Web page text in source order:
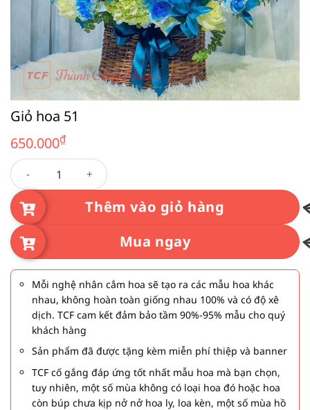
Giỏ hoa 51
650.000₫
Giỏ hoa 51 số lượng
Thêm vào giỏ hàng
Mua ngay
Mỗi nghệ nhân cắm hoa sẽ tạo ra các mẫu hoa khác
nhau, không hoàn toàn giống nhau 100% và có độ xê
dịch. TCF cam kết đảm bảo tầm 90%-95% mẫu cho quý
khách hàng
Sản phẩm đã được tặng kèm miễn phí thiệp và banner
TCF cố gắng đáp ứng tốt nhất mẫu hoa mà bạn chọn,
tuy nhiên, một số mùa không có loại hoa đó hoặc hoa
còn búp chưa kịp nở nở hoa ly, loa kèn, một số mùa hồ